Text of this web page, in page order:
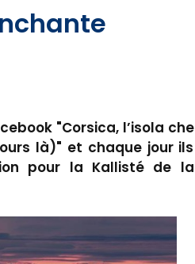
"Corsica, l’isola che
là)" et chaque jour ils
pour la Kallisté de la